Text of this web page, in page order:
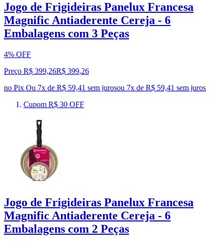
Jogo de Frigideiras Panelux Francesa
Magnific Antiaderente Cereja - 6
Embalagens com 3 Peças
4% OFF
Preço R$ 399,26R$ 399,26
no Pix Ou 7x de R$ 59,41 sem jurosou 7x de R$ 59,41 sem juros
Cupom R$ 30 OFF
Jogo de Frigideiras Panelux Francesa
Magnific Antiaderente Cereja - 6
Embalagens com 2 Peças